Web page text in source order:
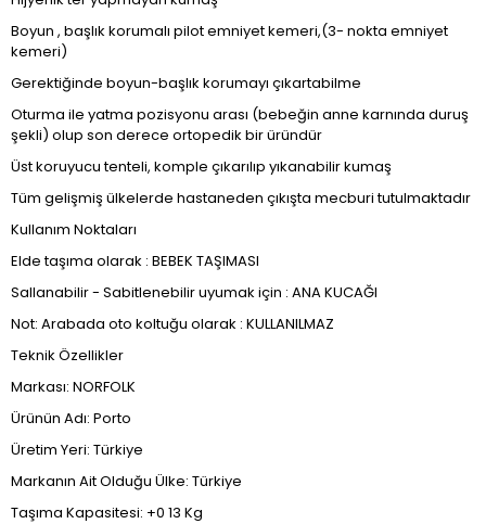
Boyun , başlık korumalı pilot emniyet kemeri,(3- nokta emniyet
kemeri)
Gerektiğinde boyun-başlık korumayı çıkartabilme
Oturma ile yatma pozisyonu arası (bebeğin anne karnında duruş
şekli) olup son derece ortopedik bir üründür
Üst koruyucu tenteli, komple çıkarılıp yıkanabilir kumaş
Tüm gelişmiş ülkelerde hastaneden çıkışta mecburi tutulmaktadır
Kullanım Noktaları
Elde taşıma olarak : BEBEK TAŞIMASI
Sallanabilir - Sabitlenebilir uyumak için : ANA KUCAĞI
Not: Arabada oto koltuğu olarak : KULLANILMAZ
Teknik Özellikler
Markası: NORFOLK
Ürünün Adı: Porto
Üretim Yeri: Türkiye
Markanın Ait Olduğu Ülke: Türkiye
Taşıma Kapasitesi: +0 13 Kg